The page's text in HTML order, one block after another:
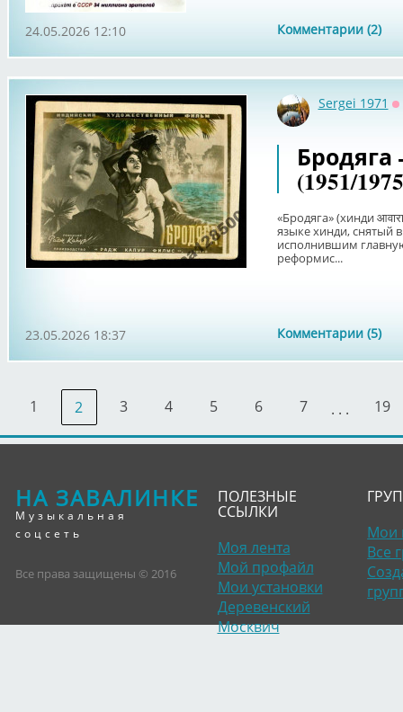
Комментарии (2)
24.05.2026 12:10
Sergei 1971
Бродяга
(1951/
«Бродяга» (хинди
языке хинди, снятый
исполнившим
реформис...
Комментарии (5)
23.05.2026 18:37
1 2 3 4 5 6 7 . . . 19
НА ЗАВАЛИНКЕ
Музыкальная
соцсеть
Все права защищены © 2016
ПОЛЕЗНЫЕ
ССЫЛКИ
Моя лента
Мой профайл
Мои установки
Деревенский
Москвич
Мои
Все